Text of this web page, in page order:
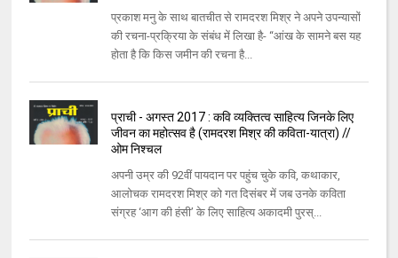
प्रकाश मनु के साथ बातचीत से रामदरश मिश्र ने अपने उपन्यासों
की रचना-प्रक्रिया के संबंध में लिखा है- ‘‘आंख के सामने बस यह
होता है कि किस जमीन की रचना है...
प्राची - अगस्त 2017 : कवि व्यक्तित्व साहित्य जिनके लिए
जीवन का महोत्सव है (रामदरश मिश्र की कविता-यात्रा) //
ओम निश्चल
अपनी उम्र की 92वीं पायदान पर पहुंच चुके कवि, कथाकार,
आलोचक रामदरश मिश्र को गत दिसंबर में जब उनके कविता
संग्रह ‘आग की हंसी’ के लिए साहित्य अकादमी पुरस्...